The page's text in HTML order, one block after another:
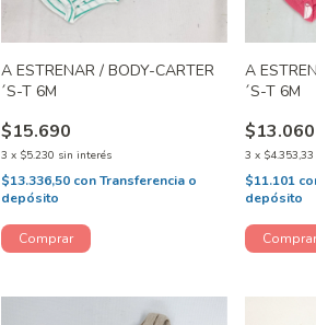
A ESTRENAR / BODY-CARTER
´S-T 6M
$15.690
3 x $5.230 sin interés
$13.336,50 conTransferencia o
depósito
A
´S-T 6M
$13.060
3 x $4.353,33
$11.101
depósito